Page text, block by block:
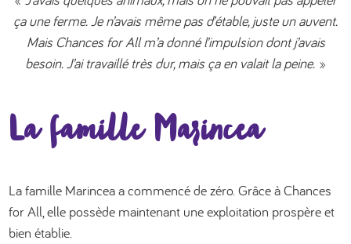
ça une ferme. Je n’avais même pas d’étable, juste un auvent.
Mais Chances for All m’a donné l’impulsion dont j’avais
besoin. J’ai travaillé très dur, mais ça en valait la peine. »
La famille Marincea
La famille Marincea a commencé de zéro. Grâce à Chances
for All, elle possède maintenant une exploitation prospère et
bien établie.